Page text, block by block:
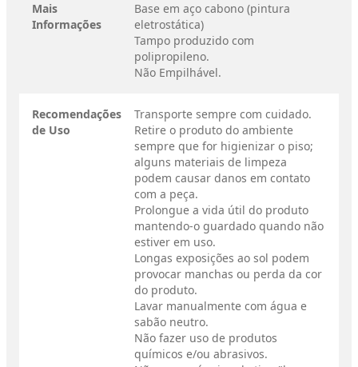
Mais
Informações
Base em aço cabono (pintura
eletrostática)
Tampo produzido com
polipropileno.
Não Empilhável.
Recomendações
de Uso
Transporte sempre com cuidado.
Retire o produto do ambiente
sempre que for higienizar o piso;
alguns materiais de limpeza
podem causar danos em contato
com a peça.
Prolongue a vida útil do produto
mantendo-o guardado quando não
estiver em uso.
Longas exposições ao sol podem
provocar manchas ou perda da cor
do produto.
Lavar manualmente com água e
sabão neutro.
Não fazer uso de produtos
químicos e/ou abrasivos.